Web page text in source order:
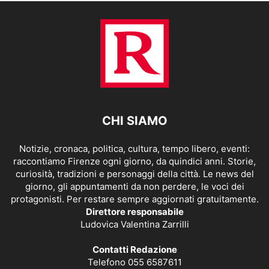
CHI SIAMO
Notizie, cronaca, politica, cultura, tempo libero, eventi:
raccontiamo Firenze ogni giorno, da quindici anni. Storie,
curiosità, tradizioni e personaggi della città. Le news del
giorno, gli appuntamenti da non perdere, le voci dei
protagonisti. Per restare sempre aggiornati gratuitamente.
Direttore responsabile
Ludovica Valentina Zarrilli
Contatti Redazione
Telefono 055 6587611